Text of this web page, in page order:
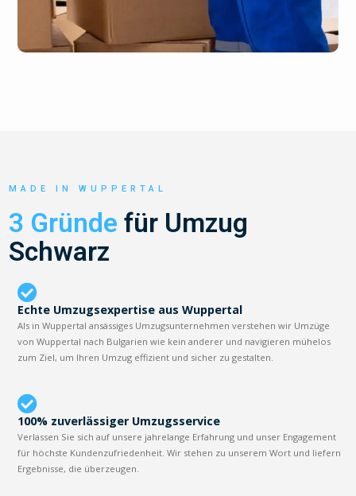
MADE IN WUPPERTAL
3 Gründe für Umzug
Schwarz
Echte Umzugsexpertise aus Wuppertal
Als in Wuppertal ansässiges Umzugsunternehmen verstehen wir Umzüge
von Wuppertal nach Bulgarien wie kein anderer und navigieren mühelos
zum Ziel, um Ihren Umzug effizient und sicher zu gestalten.
100% zuverlässiger Umzugsservice
Verlassen Sie sich auf unsere jahrelange Erfahrung und unser Engagement
für höchste Kundenzufriedenheit. Wir stehen zu unserem Wort und liefern
Ergebnisse, die überzeugen.